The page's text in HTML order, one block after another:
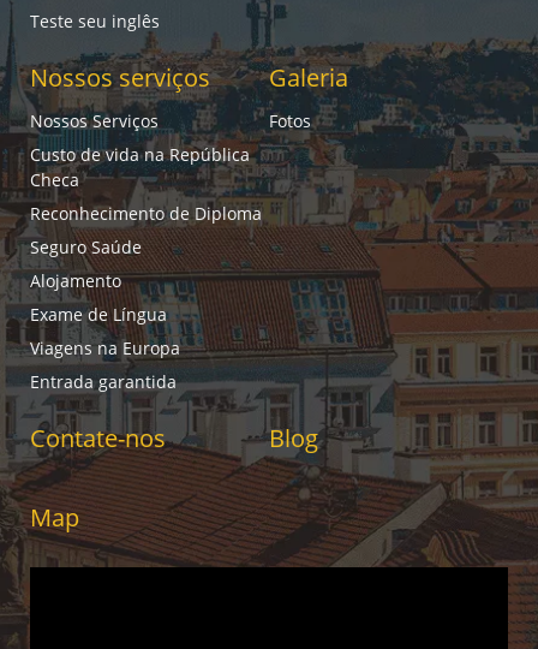
Teste seu inglês
Nossos serviços
Nossos Serviços
Custo de vida na República
Checa
Reconhecimento de Diploma
Seguro Saúde
Alojamento
Exame de Língua
Viagens na Europa
Entrada garantida
Galeria
Fotos
Contate-nos Blog
Map